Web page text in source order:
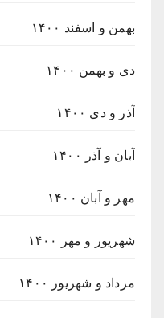
بهمن و اسفند ۱۴۰۰
دی و بهمن ۱۴۰۰
آذر و دی ۱۴۰۰
آبان و آذر ۱۴۰۰
مهر و آبان ۱۴۰۰
شهریور و مهر ۱۴۰۰
مرداد و شهریور ۱۴۰۰